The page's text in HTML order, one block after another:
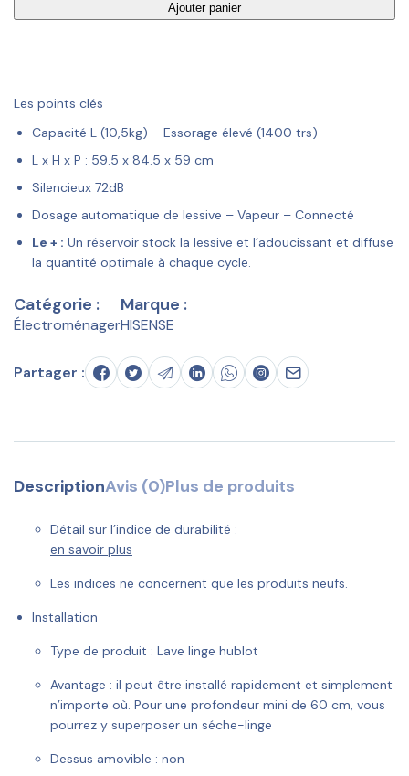
Ajouter panier
Les points clés
Capacité L (10,5kg) – Essorage élevé (1400 trs)
L x H x P : 59.5 x 84.5 x 59 cm
Silencieux 72dB
Dosage automatique de lessive – Vapeur – Connecté
Le + : Un réservoir stock la lessive et l’adoucissant et diffuse
la quantité optimale à chaque cycle.
Catégorie :
Électroménager
Marque :
HISENSE
Partager :
DescriptionAvis (0)Plus de produits
Détail sur l’indice de durabilité :
en savoir plus
Les indices ne concernent que les produits neufs.
Installation
Type de produit : Lave linge hublot
Avantage : il peut être installé rapidement et simplement
n’importe où. Pour une profondeur mini de 60 cm, vous
pourrez y superposer un séche-linge
Dessus amovible : non